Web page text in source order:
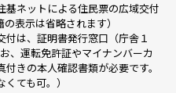
ネットによる住民票の広域交付
表示は省略されます）
は、証明書発行窓口（庁舎１
、運転免許証やマイナンバーカ
きの本人確認書類が必要です。
ても可。）